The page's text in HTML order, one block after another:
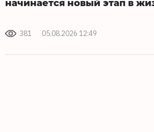
381 05.08.2026 12:49